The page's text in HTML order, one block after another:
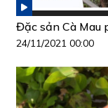
Đặc sản Cà Mau
24/11/2021 00:00